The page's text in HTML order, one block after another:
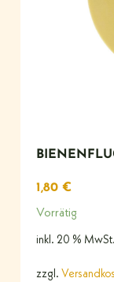
1,80 €
Vorrätig
inkl. 20 % MwSt.
zzgl.